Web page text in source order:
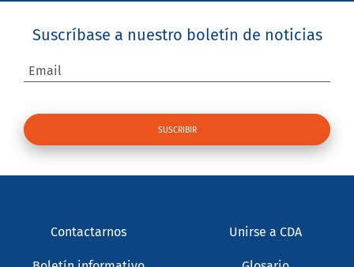
Suscríbase a nuestro boletín de noticias
Email
Contactarnos Unirse a CDA